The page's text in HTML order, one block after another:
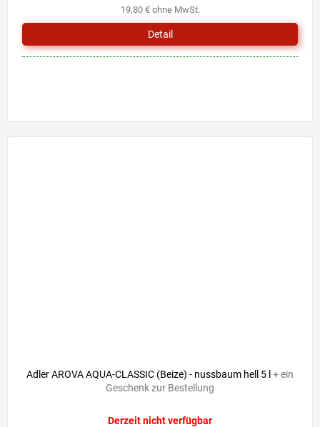
19,80 € ohne MwSt.
Detail
Adler AROVA AQUA-CLASSIC (Beize) - nussbaum hell 5 l + ein
Geschenk zur Bestellung
Derzeit nicht verfügbar